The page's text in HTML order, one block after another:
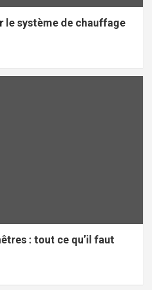
le système de chauffage
: tout ce qu’il faut